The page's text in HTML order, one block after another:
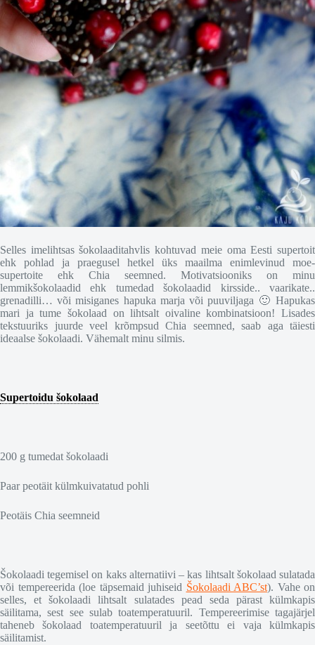
Selles imelihtsas šokolaaditahvlis kohtuvad meie oma Eesti supertoit
ehk pohlad ja praegusel hetkel üks maailma enimlevinud moe-
supertoite ehk Chia seemned. Motivatsiooniks on minu
lemmikšokolaadid ehk tumedad šokolaadid kirsside.. vaarikate..
grenadilli… või misiganes hapuka marja või puuviljaga 🙂 Hapukas
mari ja tume šokolaad on lihtsalt oivaline kombinatsioon! Lisades
tekstuuriks juurde veel krõmpsud Chia seemned, saab aga täiesti
ideaalse šokolaadi. Vähemalt minu silmis.
Supertoidu šokolaad
200 g tumedat šokolaadi
Paar peotäit külmkuivatatud pohli
Peotäis Chia seemneid
Šokolaadi tegemisel on kaks alternatiivi – kas lihtsalt šokolaad sulatada
või tempereerida (loe täpsemaid juhiseid Šokolaadi ABC’st). Vahe on
selles, et šokolaadi lihtsalt sulatades pead seda pärast külmkapis
säilitama, sest see sulab toatemperatuuril. Tempereerimise tagajärjel
taheneb šokolaad toatemperatuuril ja seetõttu ei vaja külmkapis
säilitamist.